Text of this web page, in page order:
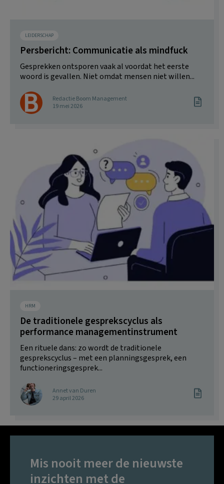
LEIDERSCHAP
Persbericht: Communicatie als mindfuck
Gesprekken ontsporen vaak al voordat het eerste
woord is gevallen. Niet omdat mensen niet willen...
Redactie Boom Management
19 mei 2026
HRM
De traditionele gesprekscyclus als
performance managementinstrument
Een rituele dans: zo wordt de traditionele
gesprekscyclus – met een planningsgesprek, een
functioneringsgesprek...
Annet van Duren
29 april 2026
Mis nooit meer de nieuwste
inzichten met de